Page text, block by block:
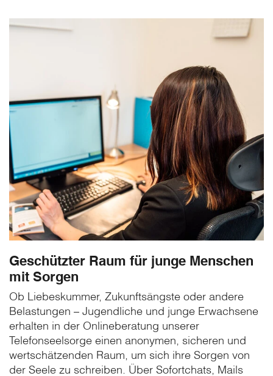
Geschützter Raum für junge Menschen
mit Sorgen
Ob Liebeskummer, Zukunftsängste oder andere
Belastungen – Jugendliche und junge Erwachsene
erhalten in der Onlineberatung unserer
Telefonseelsorge einen anonymen, sicheren und
wertschätzenden Raum, um sich ihre Sorgen von
der Seele zu schreiben. Über Sofortchats, Mails